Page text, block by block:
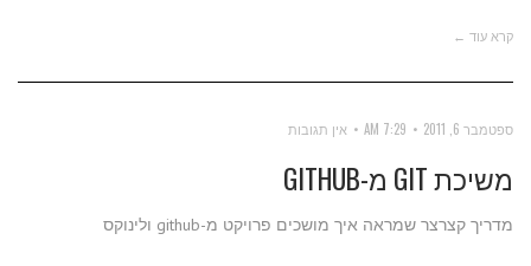
קרא עוד ←
ספטמבר 6, 2011 7:29 AM אין תגובות
משיכת GIT מ-GITHUB
מדריך קצרצר שמראה איך מושכים פרויקט מ-github ולינוקס